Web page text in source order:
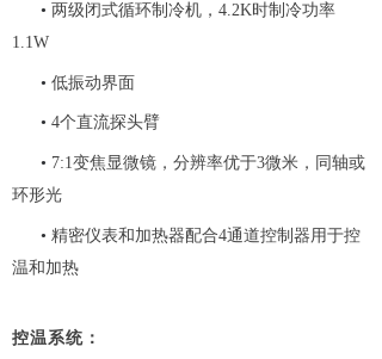
• 两级闭式循环制冷机， 4.2K时制冷功率
1.1W
• 低振动界面
• 4个直流探头臂
• 7:1变焦显微镜，分辨率优于3微米，同轴或
环形光
• 精密仪表和加热器配合4通道控制器用于控
温和加热
控温系统 ：